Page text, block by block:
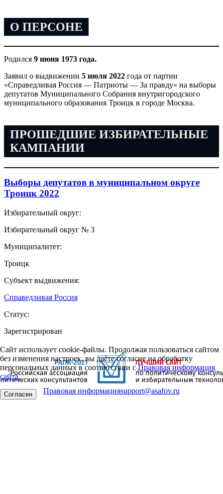
О ПЕРСОНЕ
Родился 9 июня 1973 года.
Заявил о выдвижении 5 июля 2022 года от партии
«Справедливая Россия — Патриоты — За правду» на выборы
депутатов Муниципального Собрания внутригородского
муниципального образования Троицк в городе Москва.
ПРОШЕДШИЕ ИЗБИРАТЕЛЬНЫЕ
КАМПАНИИ
Выборы депутатов в муниципальном округе
Троицк 2022
Избирательный округ:
Избирательный округ № 3
Муниципалитет:
Троицк
Субъект выдвижения:
Справедливая Россия
Статус:
Зарегистрирован
Сайт использует cookie-файлы. Продолжая пользоваться сайтом
без изменения настроек, вы даёте согласие на обработку
персональных данных в соответствии сПравовая информация
сайта.
Согласен Правовая информацияsupport@asafov.ru